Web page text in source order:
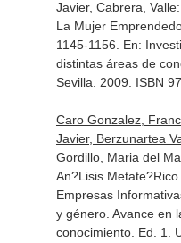
Javier, Cabrera, Valle:
La Mujer
1145-1156. En:
distintas áreas de
Sevilla. 2009. ISBN
Caro Gonzalez,
Javier, Berzunartea
Gordillo, Maria del
An?Lisis
Empresas
y género. Avance en
conocimiento. Ed. 1.